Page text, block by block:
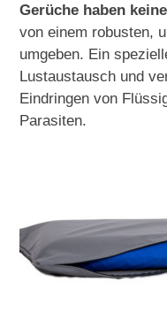
Gerüche haben
von einem robusten,
umgeben. Ein
Lustaustausch und
Eindringen von
Parasiten.